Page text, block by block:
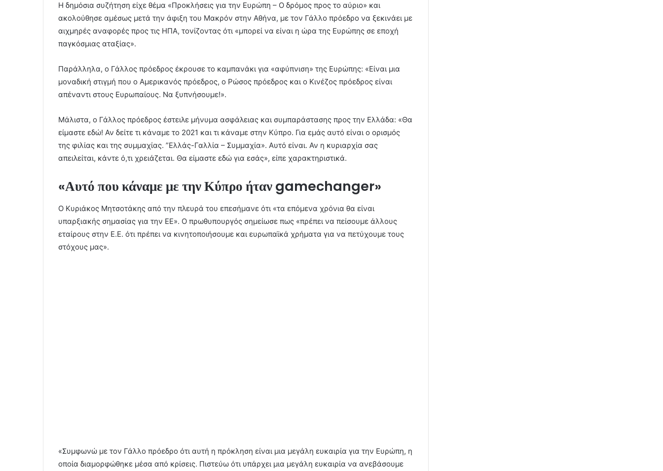
Η δημόσια συζήτηση είχε θέμα «Προκλήσεις για την Ευρώπη – Ο δρόμος προς το αύριο» και
ακολούθησε αμέσως μετά την άφιξη του Μακρόν στην Αθήνα, με τον Γάλλο πρόεδρο να ξεκινάει με
αιχμηρές αναφορές προς τις ΗΠΑ, τονίζοντας ότι «μπορεί να είναι η ώρα της Ευρώπης σε εποχή
παγκόσμιας αταξίας».
Παράλληλα, ο Γάλλος πρόεδρος έκρουσε το καμπανάκι για «αφύπνιση» της Ευρώπης: «Είναι μια
μοναδική στιγμή που ο Αμερικανός πρόεδρος, ο Ρώσος πρόεδρος και ο Κινέζος πρόεδρος είναι
απέναντι στους Ευρωπαίους. Να ξυπνήσουμε!».
Μάλιστα, ο Γάλλος πρόεδρος έστειλε μήνυμα ασφάλειας και συμπαράστασης προς την Ελλάδα: «Θα
είμαστε εδώ! Αν δείτε τι κάναμε το 2021 και τι κάναμε στην Κύπρο. Για εμάς αυτό είναι ο ορισμός
της φιλίας και της συμμαχίας. ”Ελλάς-Γαλλία – Συμμαχία». Αυτό είναι. Αν η κυριαρχία σας
απειλείται, κάντε ό,τι χρειάζεται. Θα είμαστε εδώ για εσάς», είπε χαρακτηριστικά.
«Αυτό που κάναμε με την Κύπρο ήταν gamechanger»
Ο Κυριάκος Μητσοτάκης από την πλευρά του επεσήμανε ότι «τα επόμενα χρόνια θα είναι
υπαρξιακής σημασίας για την ΕΕ». Ο πρωθυπουργός σημείωσε πως «πρέπει να πείσουμε άλλους
εταίρους στην Ε.Ε. ότι πρέπει να κινητοποιήσουμε και ευρωπαϊκά χρήματα για να πετύχουμε τους
στόχους μας».
«Συμφωνώ με τον Γάλλο πρόεδρο ότι αυτή η πρόκληση είναι μια μεγάλη ευκαιρία για την Ευρώπη, η
οποία διαμορφώθηκε μέσα από κρίσεις. Πιστεύω ότι υπάρχει μια μεγάλη ευκαιρία να ανεβάσουμε